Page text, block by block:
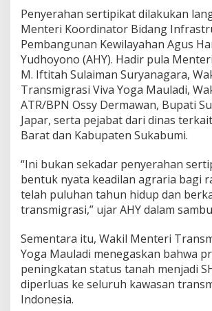
a
d
i
l
a
n
A
g
r
r
a
Penyerahan sertipikat dilakukan
Menteri Koordinator Bidang
Pembangunan Kewilayahan Agus
Yudhoyono (AHY). Hadir pula
M. Iftitah Sulaiman Suryanagara,
Transmigrasi Viva Yoga Mauladi,
ATR/BPN Ossy Dermawan, Bupati
Japar, serta pejabat dari dinas
Barat dan Kabupaten Sukabumi.
“Ini bukan sekadar penyerahan
bentuk nyata keadilan agraria bagi
telah puluhan tahun hidup dan
transmigrasi,” ujar AHY dalam
Sementara itu, Wakil Menteri
Yoga Mauladi menegaskan bahwa
peningkatan status tanah menjadi
diperluas ke seluruh kawasan
Indonesia.